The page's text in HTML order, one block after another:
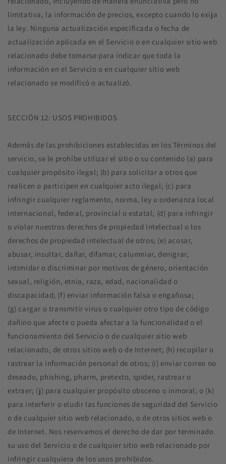
limitativa, la información de precios, excepto cuando lo exija
la ley. Ninguna actualización especificada o fecha de
actualización aplicada en el Servicio o en cualquier sitio web
relacionado debe tomarse para indicar que toda la
información en el Servicio o en cualquier sitio web
relacionado se modificó o actualizó.
SECCIÓN 12: USOS PROHIBIDOS
Además de las prohibiciones establecidas en los Términos del
servicio, se le prohíbe utilizar el sitio o su contenido (a) para
cualquier propósito ilegal; (b) para solicitar a otros que
realicen o participen en cualquier acto ilegal; (c) para
infringir cualquier reglamento, norma, ley u ordenanza local
internacional, federal, provincial o estatal; (d) para infringir
o violar nuestros derechos de propiedad intelectual o los
derechos de propiedad intelectual de otros; (e) acosar,
abusar, insultar, dañar, difamar, calumniar, denigrar,
intimidar o discriminar por motivos de género, orientación
sexual, religión, etnia, raza, edad, nacionalidad o
discapacidad; (f) enviar información falsa o engañosa;
(g) cargar o transmitir virus o cualquier otro tipo de código
dañino que afecte o pueda afectar a la funcionalidad o el
funcionamiento del Servicio o de cualquier sitio web
relacionado, de otros sitios web o de Internet; (h) recopilar o
rastrear la información personal de otros; (i) enviar correo no
deseado, phishing, pharm, pretexto, spider, rastrear o
extraer; (j) para cualquier propósito obsceno o inmoral; o (k)
para interferir o eludir las funciones de seguridad del Servicio
o de cualquier sitio web relacionado, o de otros sitios web o
de Internet. Nos reservamos el derecho de dar por terminado
su uso del Servicio o de cualquier sitio web relacionado por
infringir cualquiera de los usos prohibidos.